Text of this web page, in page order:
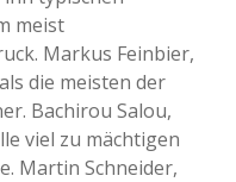
meist
Markus Feinbier,
die meisten der
Bachirou Salou,
viel zu mächtigen
Martin Schneider,